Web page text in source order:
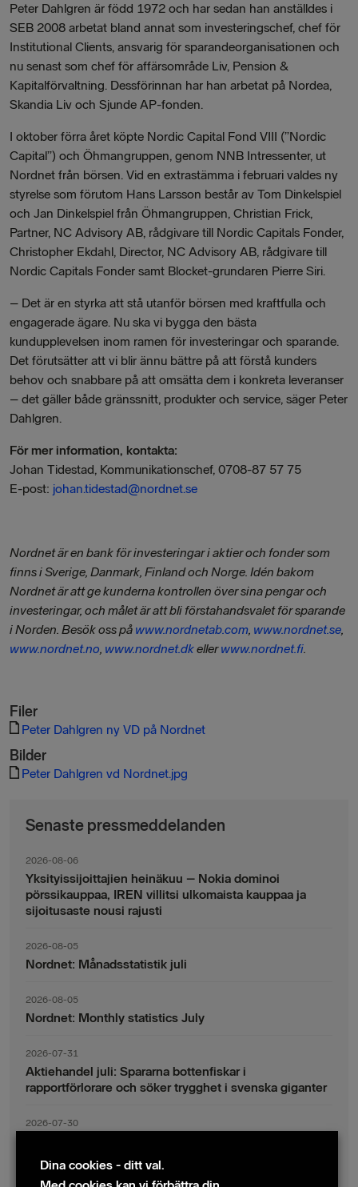
Peter Dahlgren är född 1972 och har sedan han anställdes i
SEB 2008 arbetat bland annat som investeringschef, chef för
Institutional Clients, ansvarig för sparandeorganisationen och
nu senast som chef för affärsområde Liv, Pension &
Kapitalförvaltning. Dessförinnan har han arbetat på Nordea,
Skandia Liv och Sjunde AP-fonden.
I oktober förra året köpte Nordic Capital Fond VIII (”Nordic
Capital”) och Öhmangruppen, genom NNB Intressenter, ut
Nordnet från börsen. Vid en extrastämma i februari valdes ny
styrelse som förutom Hans Larsson består av Tom Dinkelspiel
och Jan Dinkelspiel från Öhmangruppen, Christian Frick,
Partner, NC Advisory AB, rådgivare till Nordic Capitals Fonder,
Christopher Ekdahl, Director, NC Advisory AB, rådgivare till
Nordic Capitals Fonder samt Blocket-grundaren Pierre Siri.
– Det är en styrka att stå utanför börsen med kraftfulla och
engagerade ägare. Nu ska vi bygga den bästa
kundupplevelsen inom ramen för investeringar och sparande.
Det förutsätter att vi blir ännu bättre på att förstå kunders
behov och snabbare på att omsätta dem i konkreta leveranser
– det gäller både gränssnitt, produkter och service, säger Peter
Dahlgren.
För mer information, kontakta:
Johan Tidestad, Kommunikationschef, 0708-87 57 75
E-post: johan.tidestad@nordnet.se
Nordnet är en bank för investeringar i aktier och fonder som
finns i Sverige, Danmark, Finland och Norge. Idén bakom
Nordnet är att ge kunderna kontrollen över sina pengar och
investeringar, och målet är att bli förstahandsvalet för sparande
i Norden. Besök oss på www.nordnetab.com, www.nordnet.se,
www.nordnet.no, www.nordnet.dkellerwww.nordnet.fi.
Filer
Peter Dahlgren ny VD på Nordnet
Bilder
Peter Dahlgren vd Nordnet.jpg
Senaste pressmeddelanden
2026-08-06
Yksityissijoittajien heinäkuu – Nokia dominoi
pörssikauppaa, IREN villitsi ulkomaista kauppaa ja
sijoitusaste nousi rajusti
2026-08-05
Nordnet: Månadsstatistik juli
2026-08-05
Nordnet: Monthly statistics July
2026-07-31
Aktiehandel juli: Spararna bottenfiskar i
rapportförlorare och söker trygghet i svenska giganter
2026-07-30
indexsparandet ligger fast
Dina cookies - ditt val.